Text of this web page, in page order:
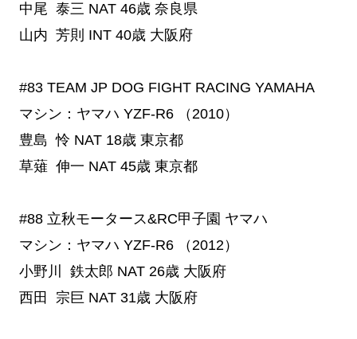
中尾 泰三 NAT 46歳 奈良県
山内 芳則 INT 40歳 大阪府
#83 TEAM JP DOG FIGHT RACING YAMAHA
マシン：ヤマハ YZF-R6 （2010）
豊島 怜 NAT 18歳 東京都
草薙 伸一 NAT 45歳 東京都
#88 立秋モータース&RC甲子園 ヤマハ
マシン：ヤマハ YZF-R6 （2012）
小野川 鉄太郎 NAT 26歳 大阪府
西田 宗巨 NAT 31歳 大阪府